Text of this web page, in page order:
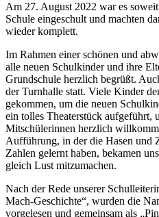
Am 27. August 2022 war es
Schule eingeschult und machten
wieder komplett.
Im Rahmen einer schönen und
alle neuen Schulkinder und ihre
Grundschule herzlich begrüßt.
der Turnhalle statt. Viele Kinder
gekommen, um die neuen
ein tolles Theaterstück aufgeführt,
Mitschülerinnen herzlich
Aufführung, in der die Hasen und
Zahlen gelernt haben, bekamen
gleich Lust mitzumachen.
Nach der Rede unserer
Mach-Geschichte“, wurden die
vorgelesen und gemeinsam als